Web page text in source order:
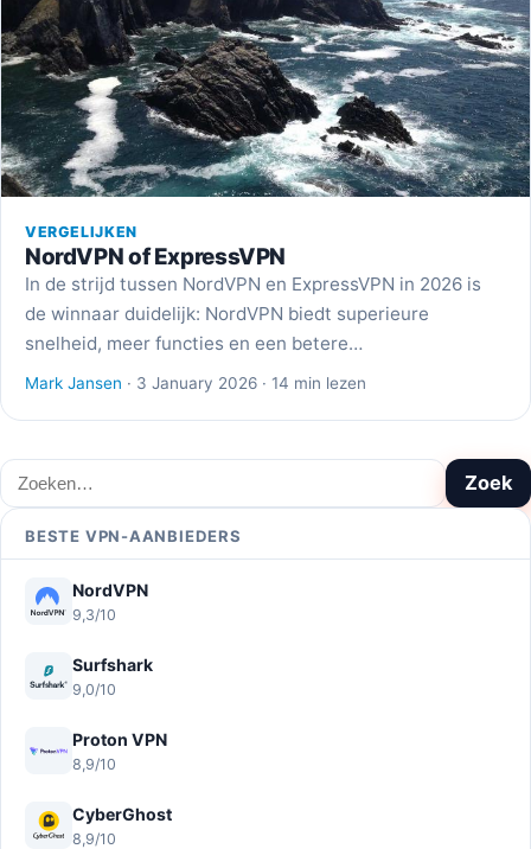
VERGELIJKEN
NordVPN of ExpressVPN
In de strijd tussen NordVPN en ExpressVPN in 2026 is
de winnaar duidelijk: NordVPN biedt superieure
snelheid, meer functies en een betere…
Mark Jansen · 3 January 2026 · 14 min lezen
Zoeken Zoek
BESTE VPN-AANBIEDERS
NordVPN
9,3/10
Surfshark
9,0/10
Proton VPN
8,9/10
CyberGhost
8,9/10